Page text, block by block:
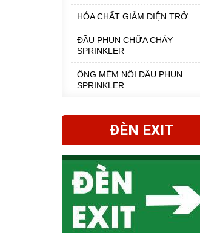
HÓA CHẤT GIẢM ĐIỆN TRỞ
ĐẦU PHUN CHỮA CHÁY
SPRINKLER
ỐNG MỀM NỐI ĐẦU PHUN
SPRINKLER
ĐÈN EXIT